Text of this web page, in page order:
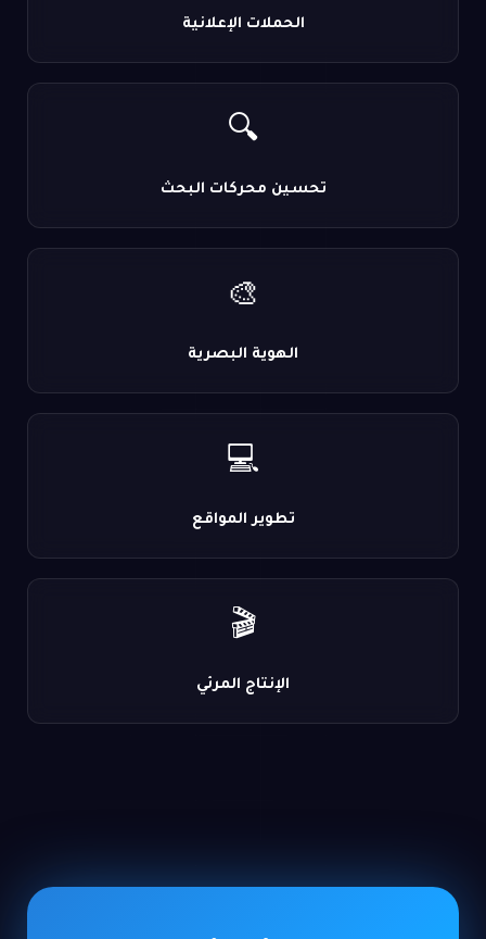
الحملات الإعلانية
🔍
تحسين محركات البحث
🎨
الهوية البصرية
💻
تطوير المواقع
🎬
الإنتاج المرئي